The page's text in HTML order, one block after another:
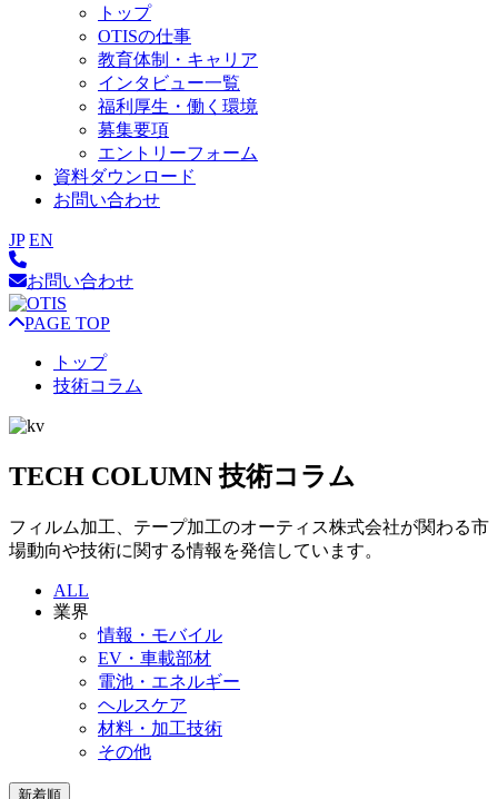
トップ
OTISの仕事
教育体制・キャリア
インタビュー一覧
福利厚生・働く環境
募集要項
エントリーフォーム
資料ダウンロード
お問い合わせ
JP EN
お問い合わせ
PAGE TOP
トップ
技術コラム
TECH COLUMN 技術コラム
フィルム加工、テープ加工のオーティス株式会社が関わる市
場動向や技術に関する情報を発信しています。
ALL
業界
情報・モバイル
EV・車載部材
電池・エネルギー
ヘルスケア
材料・加工技術
その他